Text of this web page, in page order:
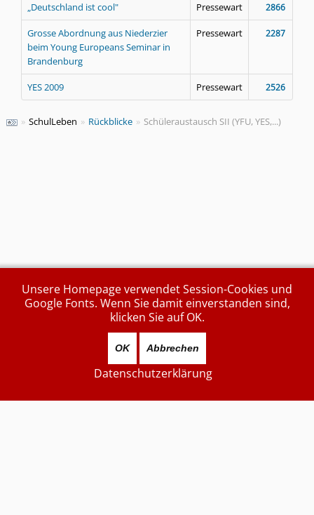
„Deutschland ist cool" Pressewart 2866
Grosse Abordnung aus Niederzier
beim Young Europeans Seminar in
Brandenburg
Pressewart 2287
YES 2009 Pressewart 2526
» SchulLeben » Rückblicke » Schüleraustausch SII (YFU, YES,...)
Unsere Homepage verwendet Session-Cookies und
Google Fonts. Wenn Sie damit einverstanden sind,
klicken Sie auf OK.
OK Abbrechen
Datenschutzerklärung